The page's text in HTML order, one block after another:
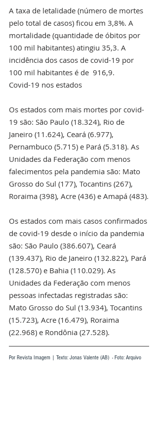
A taxa de letalidade (número de mortes
pelo total de casos) ficou em 3,8%. A
mortalidade (quantidade de óbitos por
100 mil habitantes) atingiu 35,3. A
incidência dos casos de covid-19 por
100 mil habitantes é de  916,9.
Covid-19 nos estados
Os estados com mais mortes por covid-
19 são: São Paulo (18.324), Rio de
Janeiro (11.624), Ceará (6.977),
Pernambuco (5.715) e Pará (5.318). As
Unidades da Federação com menos
falecimentos pela pandemia são: Mato
Grosso do Sul (177), Tocantins (267),
Roraima (398), Acre (436) e Amapá (483).
Os estados com mais casos confirmados
de covid-19 desde o início da pandemia
são: São Paulo (386.607), Ceará
(139.437), Rio de Janeiro (132.822), Pará
(128.570) e Bahia (110.029). As
Unidades da Federação com menos
pessoas infectadas registradas são:
Mato Grosso do Sul (13.934), Tocantins
(15.723), Acre (16.479), Roraima
(22.968) e Rondônia (27.528).
Por Revista Imagem | Texto: Jonas Valente (AB)  - Foto: Arquivo